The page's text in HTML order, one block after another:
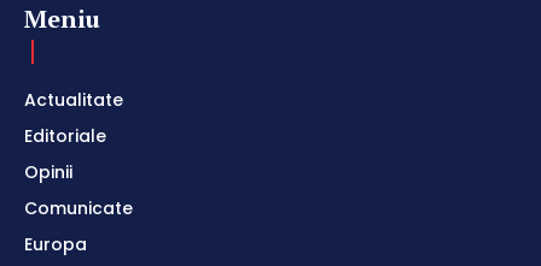
Meniu
Actualitate
Editoriale
Opinii
Comunicate
Europa